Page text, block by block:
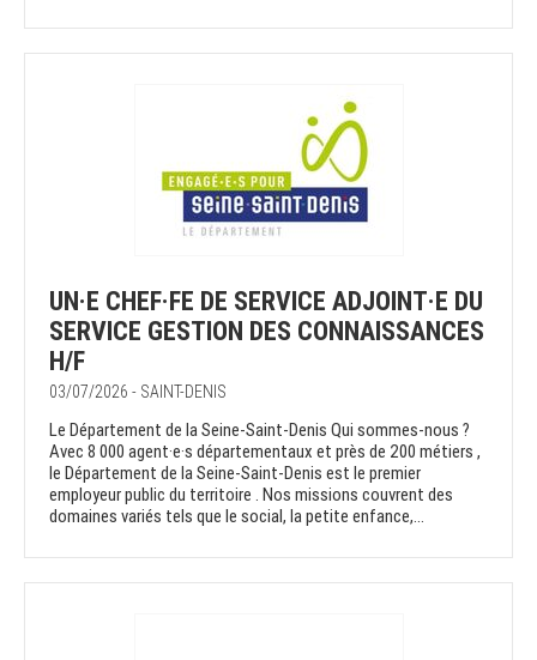
UN·E CHEF·FE DE SERVICE ADJOINT·E DU
SERVICE GESTION DES CONNAISSANCES
H/F
03/07/2026 - SAINT-DENIS
Le Département de la Seine-Saint-Denis Qui sommes-nous ?
Avec 8 000 agent·e·s départementaux et près de 200 métiers ,
le Département de la Seine-Saint-Denis est le premier
employeur public du territoire . Nos missions couvrent des
domaines variés tels que le social, la petite enfance,...